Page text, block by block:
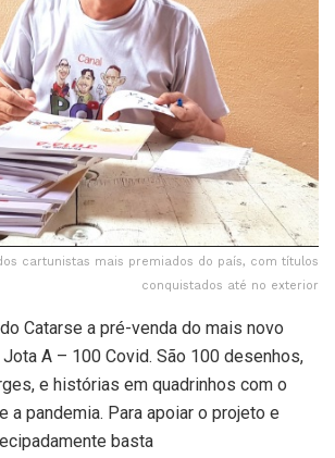
cartunistas mais premiados do país, com títulos
conquistados até no exterior
Catarse a pré-venda do mais novo
A – 100 Covid. São 100 desenhos,
e histórias em quadrinhos com o
a pandemia. Para apoiar o projeto e
basta